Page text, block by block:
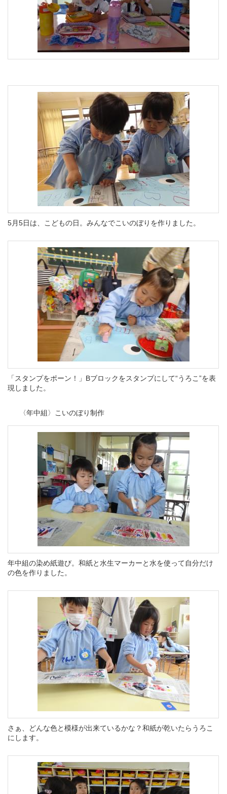
5月5日は、こどもの日。みんなでこいのぼりを作りました。
「スタンプをポーン！」Bブロックをスタンプにして“うろこ”を表
現しました。
〈年中組〉こいのぼり制作
年中組の染め紙遊び。和紙と水生マーカーと水を使って自分だけ
の色を作りました。
さぁ、どんな色と模様が出来ているかな？和紙が乾いたらうろこ
にします。